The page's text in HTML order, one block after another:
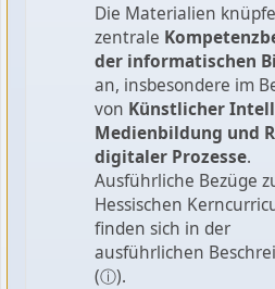
Die Materialien
zentrale
der informatischen
an, insbesondere im
von Künstlicher
Medienbildung und
digitaler Prozesse.
Ausführliche Bezüge
Hessischen
finden sich in der
ausführlichen
(ⓘ).